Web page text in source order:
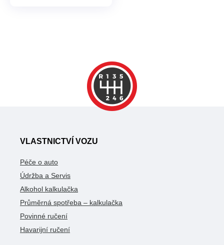
VLASTNICTVÍ VOZU
Péče o auto
Údržba a Servis
Alkohol kalkulačka
Průměrná spotřeba – kalkulačka
Povinné ručení
Havarijní ručení